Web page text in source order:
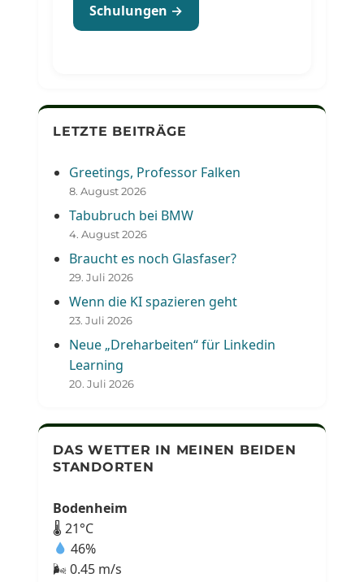
Schulungen →
LETZTE BEITRÄGE
Greetings, Professor Falken
8. August 2026
Tabubruch bei BMW
4. August 2026
Braucht es noch Glasfaser?
29. Juli 2026
Wenn die KI spazieren geht
23. Juli 2026
Neue „Dreharbeiten“ für Linkedin
Learning
20. Juli 2026
DAS WETTER IN MEINEN BEIDEN
STANDORTEN
Bodenheim
🌡 21°C
46%
🌬 0.45 m/s